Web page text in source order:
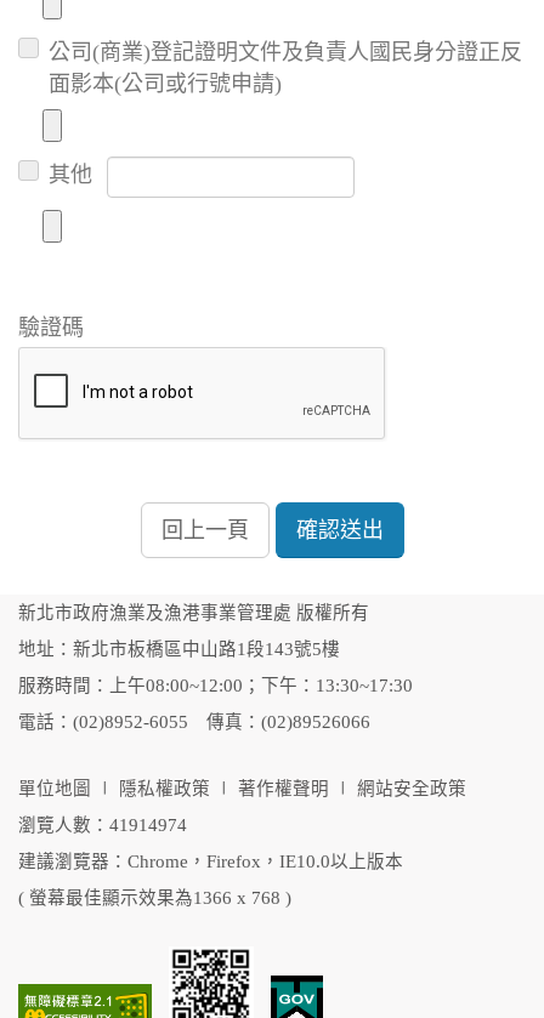
公司(商業)登記證明文件及負責人國民身分證正反
面影本(公司或行號申請)
其他
驗證碼
回上一頁 確認送出
新北市政府漁業及漁港事業管理處 版權所有
地址：新北市板橋區中山路1段143號5樓
服務時間：上午08:00~12:00；下午：13:30~17:30
電話：(02)8952-6055 傳真：(02)89526066
單位地圖 隱私權政策 著作權聲明
網站安全政策
瀏覽人數：41914974
建議瀏覽器：Chrome，Firefox，IE10.0以上版本
( 螢幕最佳顯示效果為1366 x 768 )